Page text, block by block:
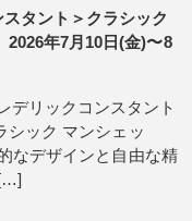
タント＞クラシック
年7月10日(金)〜8
デリックコンスタント
シック マンシェッ
なデザインと自由な精